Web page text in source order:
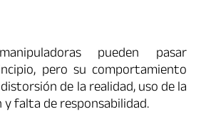
pueden pasar
pero su comportamiento
de la realidad, uso de la
falta de responsabilidad.